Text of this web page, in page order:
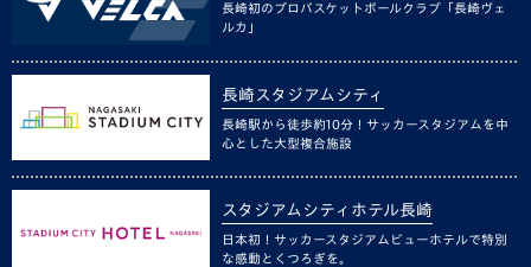
長崎初のプロバスケットボールクラブ「長崎ヴェ
ルカ」
長崎スタジアムシティ
長崎駅から徒歩約10分！サッカースタジアムを中
心とした大型複合施設
スタジアムシティホテル長崎
日本初！サッカースタジアムビューホテルで特別
な感動とくつろぎを。